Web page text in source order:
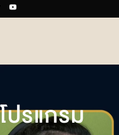
ปรแกรม